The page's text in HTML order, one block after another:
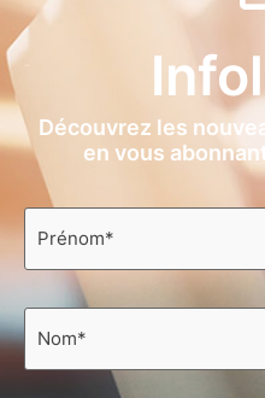
Découvrez les
en vous
Prénom
Nom